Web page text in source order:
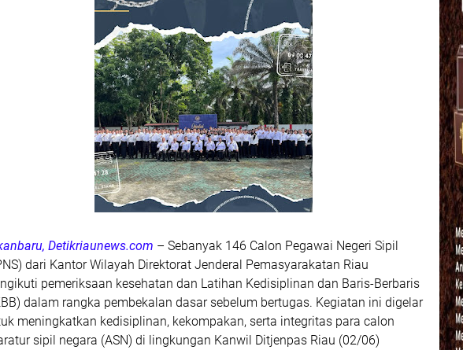
Detikriaunews.com – Sebanyak 146 Calon Pegawai Negeri Sipil
dari Kantor Wilayah Direktorat Jenderal Pemasyarakatan Riau
pemeriksaan kesehatan dan Latihan Kedisiplinan dan Baris-Berbaris
dalam rangka pembekalan dasar sebelum bertugas. Kegiatan ini digelar
meningkatkan kedisiplinan, kekompakan, serta integritas para calon
sipil negara (ASN) di lingkungan Kanwil Ditjenpas Riau (02/06)